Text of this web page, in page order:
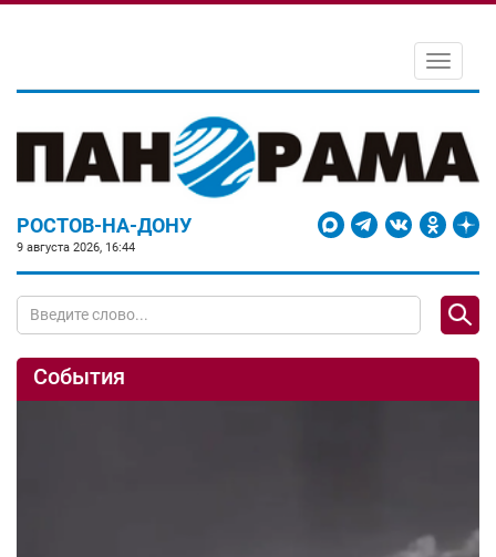
Toggle
РОСТОВ-НА-ДОНУ
9 августа 2026, 16:44
События